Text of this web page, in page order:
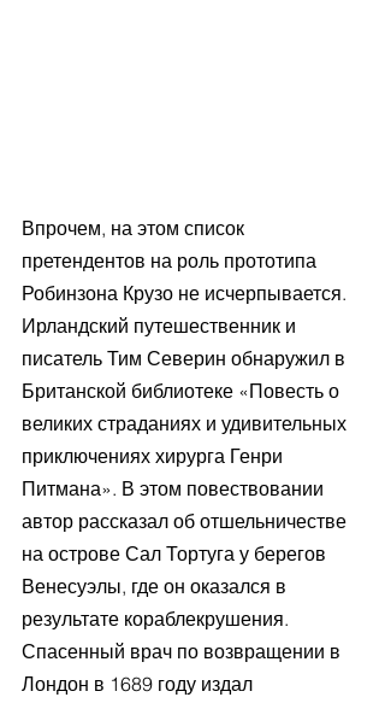
Впрочем, на этом список
претендентов на роль прототипа
Робинзона Крузо не исчерпывается.
Ирландский путешественник и
писатель Тим Северин обнаружил в
Британской библиотеке «Повесть о
великих страданиях и удивительных
приключениях хирурга Генри
Питмана». В этом повествовании
автор рассказал об отшельничестве
на острове Сал Тортуга у берегов
Венесуэлы, где он оказался в
результате кораблекрушения.
Спасенный врач по возвращении в
Лондон в 1689 году издал